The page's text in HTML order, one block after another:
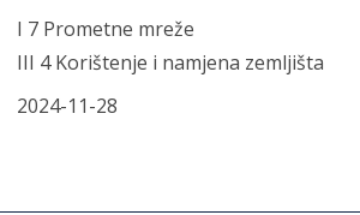
I 7 Prometne mreže
III 4 Korištenje i namjena zemljišta
2024-11-28